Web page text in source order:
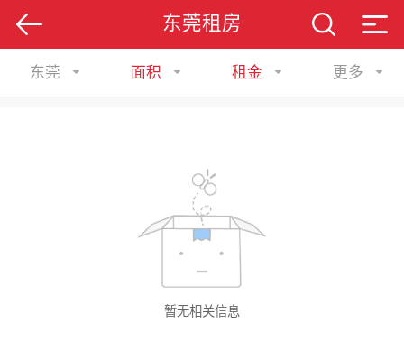
东莞租房
东莞 面积 租金 更多
暂无相关信息